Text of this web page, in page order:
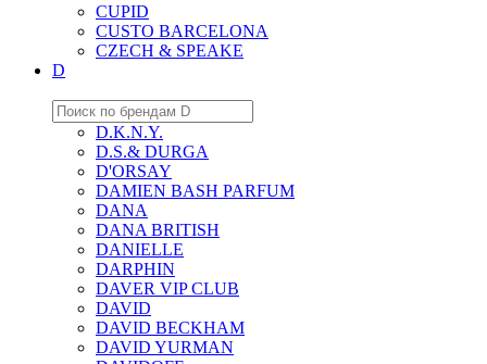
CUPID
CUSTO BARCELONA
CZECH & SPEAKE
D
D.K.N.Y.
D.S.& DURGA
D'ORSAY
DAMIEN BASH PARFUM
DANA
DANA BRITISH
DANIELLE
DARPHIN
DAVER VIP CLUB
DAVID
DAVID BECKHAM
DAVID YURMAN